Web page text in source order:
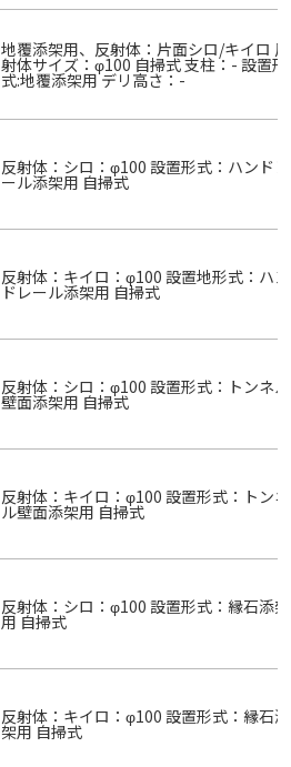
地覆添架用、反射体：片面シロ/キイロ 反
射体サイズ：φ100 自掃式 支柱：- 設置形
式:地覆添架用 デリ高さ：-
反射体：シロ：φ100 設置形式：ハンドレ
ール添架用 自掃式
反射体：キイロ：φ100 設置地形式：ハン
ドレール添架用 自掃式
反射体：シロ：φ100 設置形式：トンネル
壁面添架用 自掃式
反射体：キイロ：φ100 設置形式：トンネ
ル壁面添架用 自掃式
反射体：シロ：φ100 設置形式：縁石添架
用 自掃式
反射体：キイロ：φ100 設置形式：縁石添
架用 自掃式